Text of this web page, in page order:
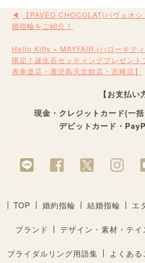
【PAVEO CHOCOLAT(パヴェオ
婚指輪をご紹介！
Hello Kitty × MAYFAIR (ハローキテ
限定！誕生石セッティングプレゼン
表参道店・鹿児島天文館店・宮崎店】
【お支払い
現金・クレジットカード(一
デビットカード・
TOP 婚約指輪 結婚指輪 エ
ブランド デザイン・素材・テイ
ブライダルリング用語集 よくある